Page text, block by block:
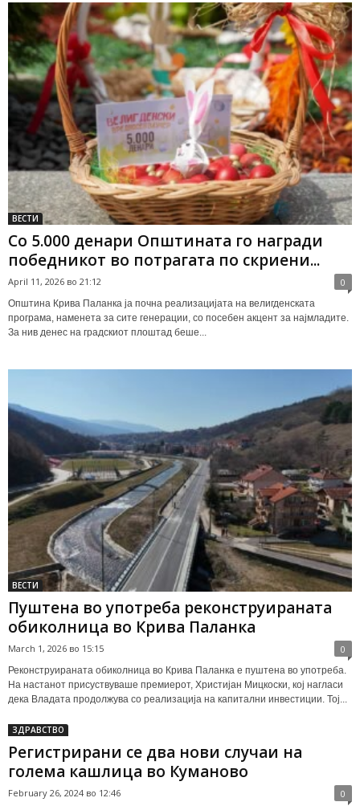
ВЕСТИ
Со 5.000 денари Општината го награди
победникот во потрагата по скриени...
April 11, 2026 во 21:12 0
Општина Крива Паланка ја почна реализацијата на велигденската
програма, наменета за сите генерации, со посебен акцент за најмладите.
За нив денес на градскиот плоштад беше...
ВЕСТИ
Пуштена во употреба реконструираната
обиколница во Крива Паланка
March 1, 2026 во 15:15 0
Реконструираната обиколница во Крива Паланка е пуштена во употреба.
На настанот присуствуваше премиерот, Христијан Мицкоски, кој нагласи
дека Владата продолжува со реализација на капитални инвестиции. Тој...
ЗДРАВСТВО
Регистрирани се два нови случаи на
голема кашлица во Куманово
February 26, 2024 во 12:46 0